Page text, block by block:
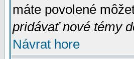
máte povolené
pridávať nové témy
Návrat hore